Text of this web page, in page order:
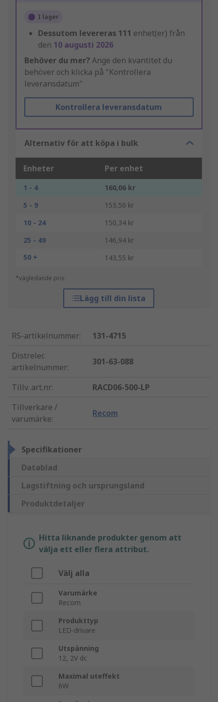
I lager
Dessutom levereras 111 enhet(er) från
den 10 augusti 2026
Behöver du mer? Ange den kvantitet du
behöver och klicka på "Kontrollera
leveransdatum"
Kontrollera leveransdatum
Alternativ för att köpa i bulk
Enheter Per enhet
1 - 4
160,06 kr
5 - 9
153,50 kr
10 - 24
150,34 kr
25 - 49
146,94 kr
50 +
143,55 kr
*vägledande pris
Lägg till din lista
RS-artikelnummer:
131-4715
Distrelec
artikelnummer:
301-63-088
Tillv. art.nr:
RACD06-500-LP
Tillverkare /
varumärke:
Recom
Specifikationer
Datablad
Lagstiftning och ursprungsland
Produktdetaljer
Hitta liknande produkter genom att
välja ett eller flera attribut.
Välj alla
Varumärke
Recom
Produkttyp
LED-drivare
Utspänning
12, 2V dc
Maximal uteffekt
6W